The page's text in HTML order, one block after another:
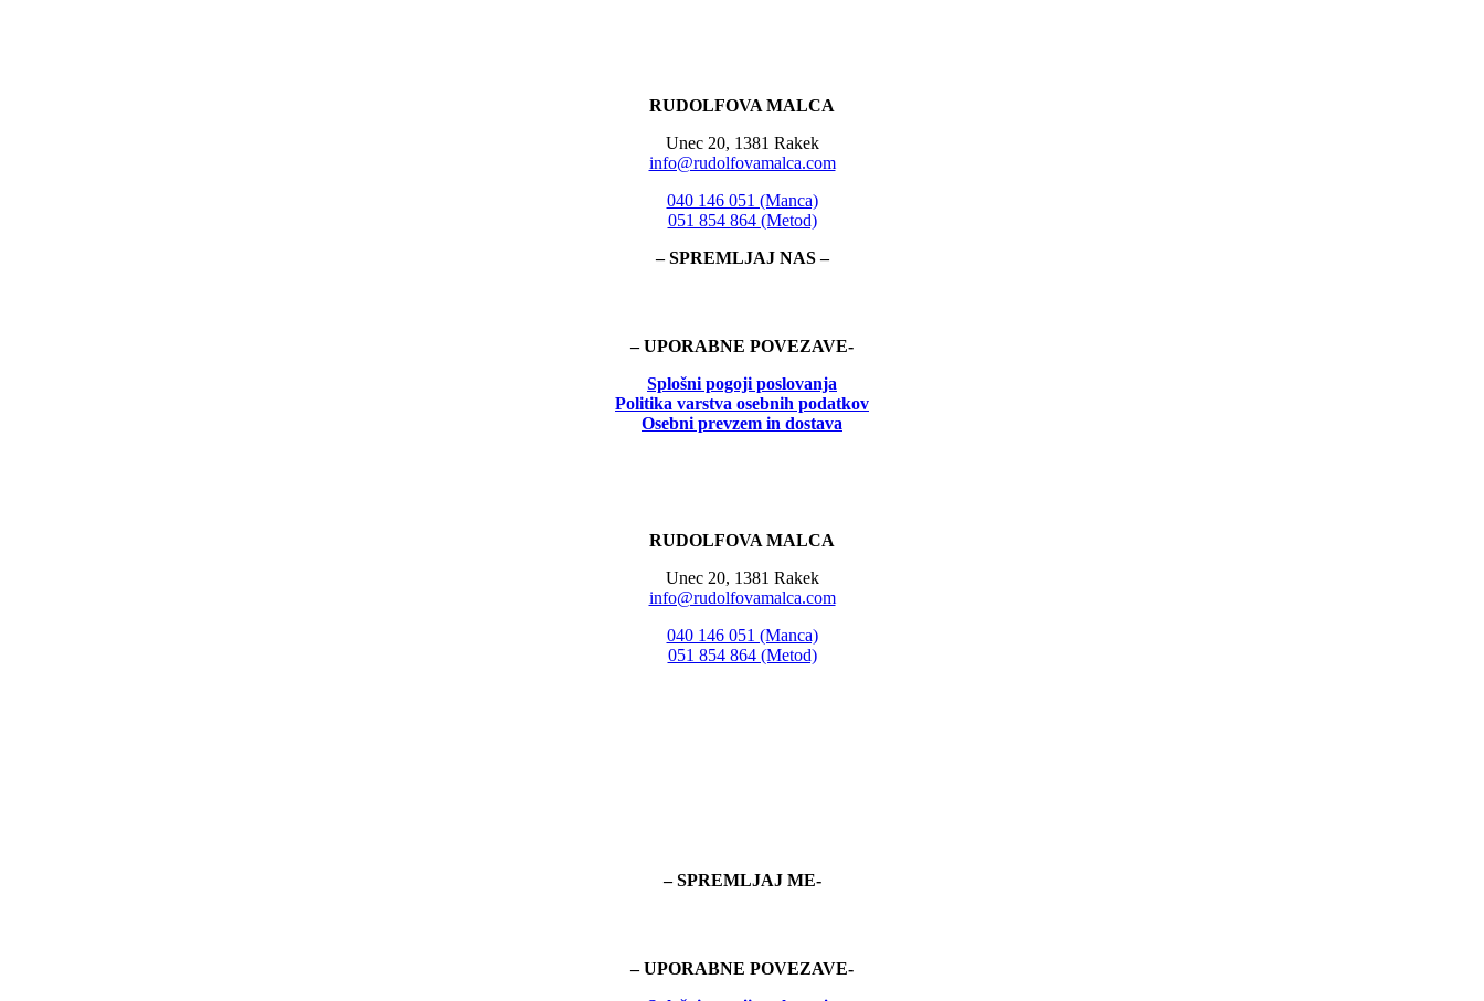
RUDOLFOVA MALCA
Unec 20, 1381 Rakek
info@rudolfovamalca.com
040 146 051 (Manca)
051 854 864 (Metod)
– SPREMLJAJ NAS –
– UPORABNE POVEZAVE-
Splošni pogoji poslovanja
Politika varstva osebnih podatkov
Osebni prevzem in dostava
RUDOLFOVA MALCA
Unec 20, 1381 Rakek
info@rudolfovamalca.com
040 146 051 (Manca)
051 854 864 (Metod)
– SPREMLJAJ ME-
– UPORABNE POVEZAVE-